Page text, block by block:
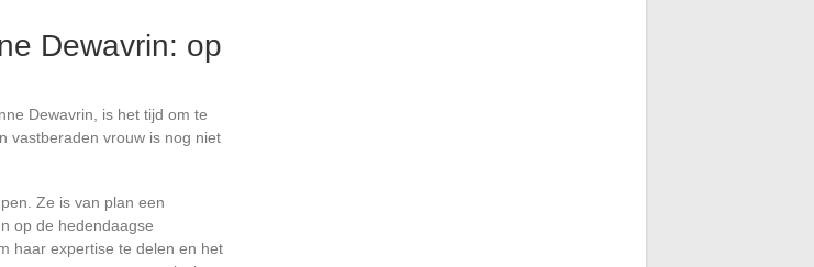
Dewavrin: op
Dewavrin, is het tijd om te
vastberaden vrouw is nog niet
Ze is van plan een
op de hedendaagse
haar expertise te delen en het